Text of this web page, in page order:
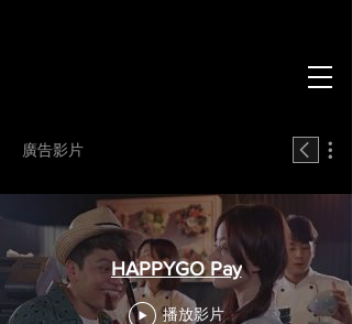
廣告影片
HAPPYGO Pay
播放影片